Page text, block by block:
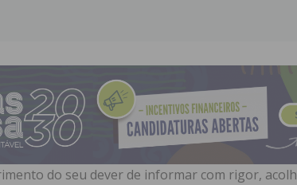
do seu dever de informar com rigor,